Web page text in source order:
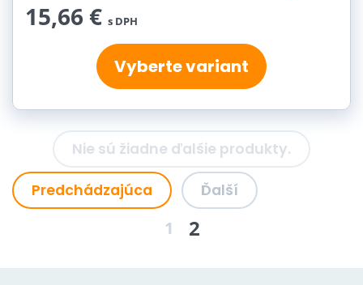
15,66 € s DPH
Vyberte variant
Nie sú žiadne ďalšie produkty.
Predchádzajúca
1 2
Ďalší